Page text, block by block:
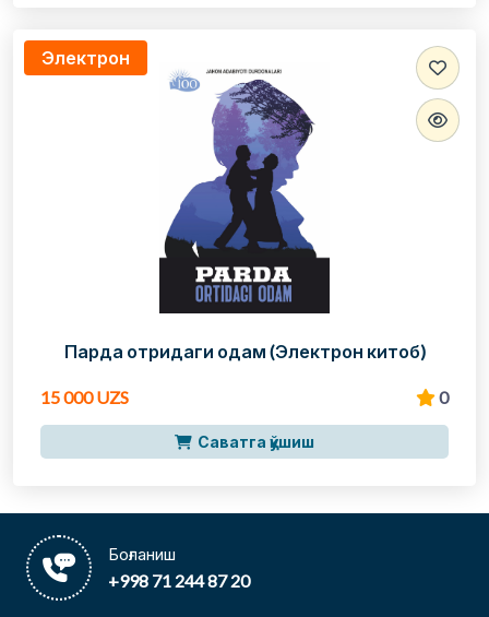
Электрон
Парда отридаги одам (Электрон китоб)
15 000 UZS 0
Саватга қўшиш
Боғланиш
+998 71 244 87 20